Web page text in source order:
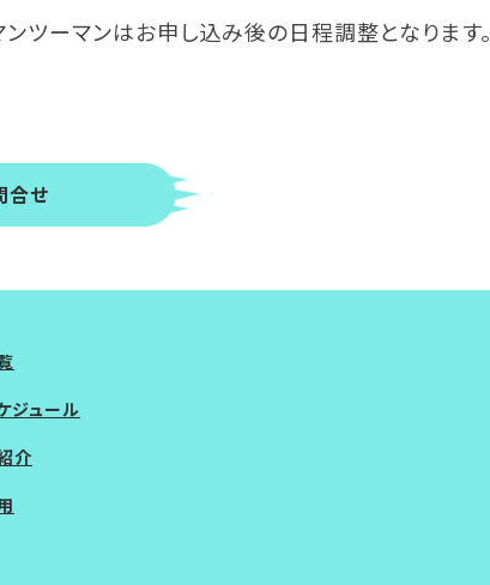
ツーマンはお申し込み後の日程調整となります。
合せ
ジュール
介